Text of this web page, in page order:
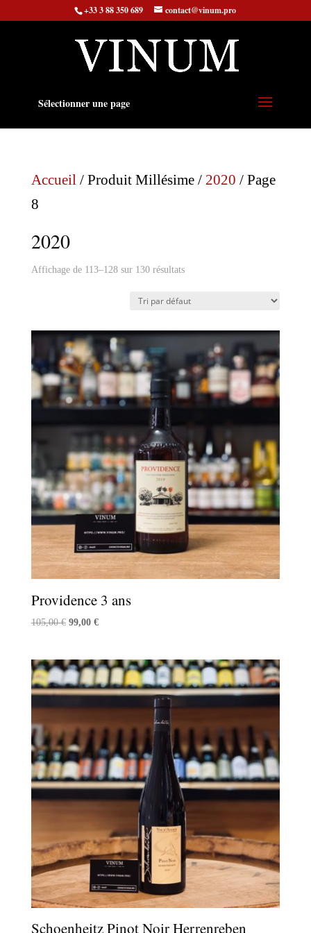
+33 3 88 350 689 contact@vinum.pro
Sélectionner une page
Accueil/ Produit Millésime / 2020 / Page
8
2020
Affichage de 113–128 sur 130 résultats
Providence 3 ans
105,00€ Le
était :
105,00 €.
99,00 €Le
est :
99,00 €.
Schoenheitz Pinot Noir Herrenreben